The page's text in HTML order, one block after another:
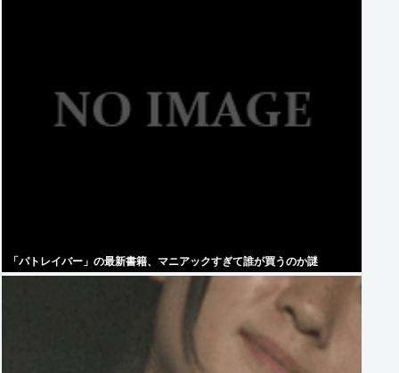
「パトレイバー」の最新書籍、マニアックすぎて誰が買うのか謎